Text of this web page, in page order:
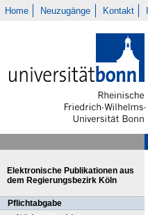
Home Neuzugänge Kontakt
Elektronische Publikationen aus
dem Regierungsbezirk Köln
Pflichtabgabe